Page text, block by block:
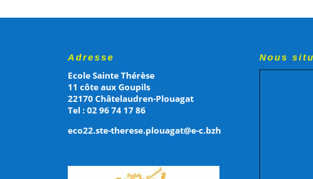
Adresse
Ecole Sainte Thérèse
11 côte aux Goupils
22170 Châtelaudren-Plouagat
Tel : 02 96 74 17 86
eco22.ste-therese.plouagat@e-c.bzh
Nous